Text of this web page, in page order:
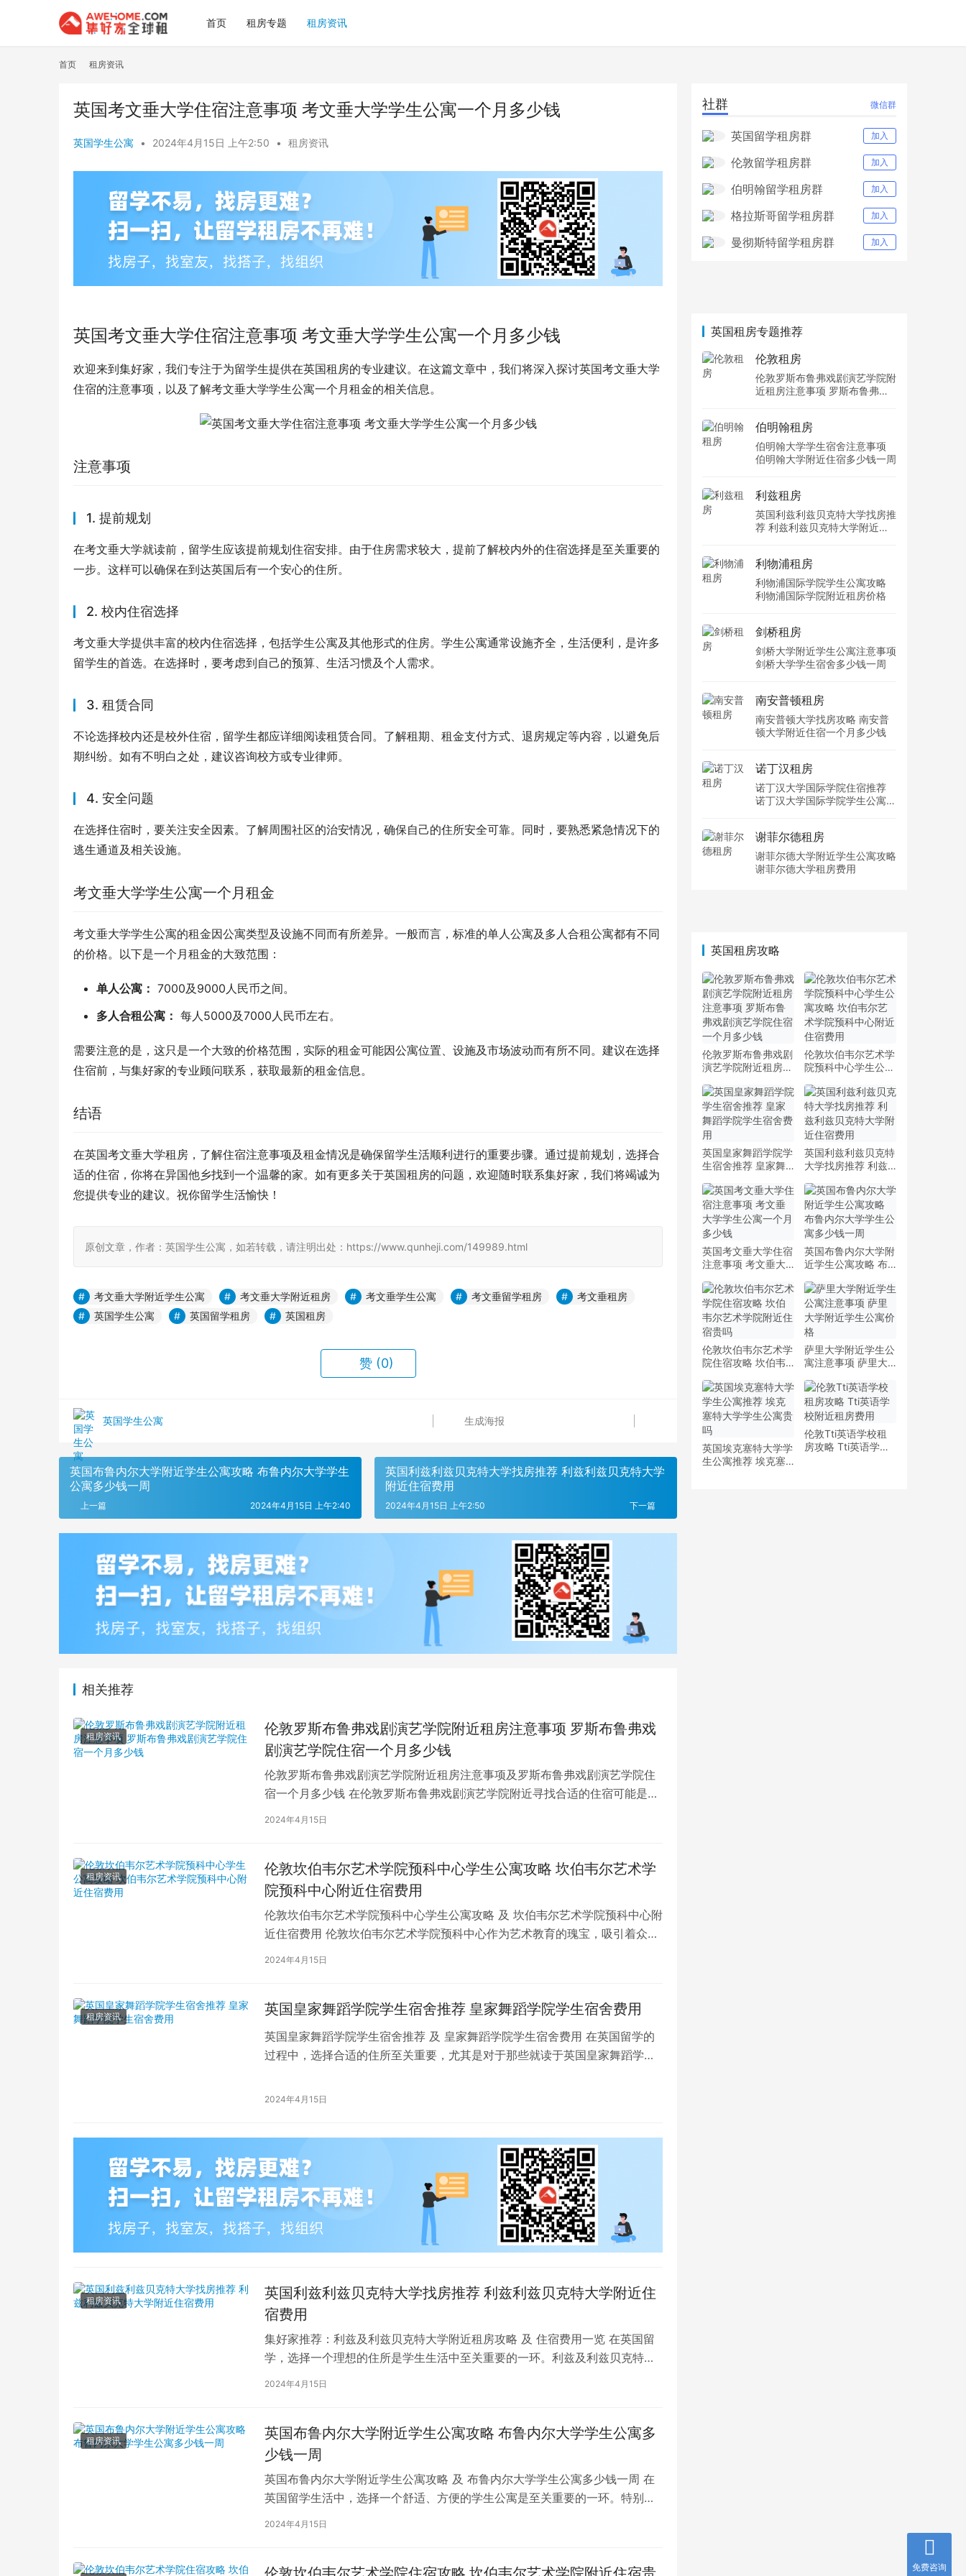
首页 租房专题 租房资讯
首页 租房资讯
英国考文垂大学住宿注意事项 考文垂大学学生公寓一个月多少钱
英国学生公寓 • 2024年4月15日 上午2:50 • 租房资讯
英国考文垂大学住宿注意事项 考文垂大学学生公寓一个月多少钱
欢迎来到集好家，我们专注于为留学生提供在英国租房的专业建议。在这篇文章中，我们将深入探讨英国考文垂大学
住宿的注意事项，以及了解考文垂大学学生公寓一个月租金的相关信息。
注意事项
1. 提前规划
在考文垂大学就读前，留学生应该提前规划住宿安排。由于住房需求较大，提前了解校内外的住宿选择是至关重要的
一步。这样可以确保在到达英国后有一个安心的住所。
2. 校内住宿选择
考文垂大学提供丰富的校内住宿选择，包括学生公寓及其他形式的住房。学生公寓通常设施齐全，生活便利，是许多
留学生的首选。在选择时，要考虑到自己的预算、生活习惯及个人需求。
3. 租赁合同
不论选择校内还是校外住宿，留学生都应详细阅读租赁合同。了解租期、租金支付方式、退房规定等内容，以避免后
期纠纷。如有不明白之处，建议咨询校方或专业律师。
4. 安全问题
在选择住宿时，要关注安全因素。了解周围社区的治安情况，确保自己的住所安全可靠。同时，要熟悉紧急情况下的
逃生通道及相关设施。
考文垂大学学生公寓一个月租金
考文垂大学学生公寓的租金因公寓类型及设施不同而有所差异。一般而言，标准的单人公寓及多人合租公寓都有不同
的价格。以下是一个月租金的大致范围：
单人公寓： 7000及9000人民币之间。
多人合租公寓： 每人5000及7000人民币左右。
需要注意的是，这只是一个大致的价格范围，实际的租金可能因公寓位置、设施及市场波动而有所不同。建议在选择
住宿前，与集好家的专业顾问联系，获取最新的租金信息。
结语
在英国考文垂大学租房，了解住宿注意事项及租金情况是确保留学生活顺利进行的重要步骤。通过提前规划，选择合
适的住宿，你将在异国他乡找到一个温馨的家。如有更多关于英国租房的问题，欢迎随时联系集好家，我们将竭诚为
您提供专业的建议。祝你留学生活愉快！
原创文章，作者：英国学生公寓，如若转载，请注明出处：https://www.qunheji.com/149989.html
考文垂大学附近学生公寓 考文垂大学附近租房 考文垂学生公寓 考文垂留学租房
考文垂租房
英国学生公寓
英国留学租房 英国租房
赞 (0)
英国学生公寓 生成海报
英国布鲁内尔大学附近学生公寓攻略 布鲁内尔大学学生
公寓多少钱一周
上一篇 2024年4月15日 上午2:40
英国利兹利兹贝克特大学找房推荐 利兹利兹贝克特大学
附近住宿费用
下一篇
2024年4月15日 上午2:50
相关推荐
租房资讯
伦敦罗斯布鲁弗戏剧演艺学院附近租房注意事项 罗斯布鲁弗戏
剧演艺学院住宿一个月多少钱
伦敦罗斯布鲁弗戏剧演艺学院附近租房注意事项及罗斯布鲁弗戏剧演艺学院住
宿一个月多少钱 在伦敦罗斯布鲁弗戏剧演艺学院附近寻找合适的住宿可能是留
学生活中的一项关键任务。为了帮助您顺利完成…
2024年4月15日
租房资讯
伦敦坎伯韦尔艺术学院预科中心学生公寓攻略 坎伯韦尔艺术学
院预科中心附近住宿费用
伦敦坎伯韦尔艺术学院预科中心学生公寓攻略 及 坎伯韦尔艺术学院预科中心附
近住宿费用 伦敦坎伯韦尔艺术学院预科中心作为艺术教育的瑰宝，吸引着众多
2024年4月15日
租房资讯 英国皇家舞蹈学院学生宿舍推荐 皇家舞蹈学院学生宿舍费用
英国皇家舞蹈学院学生宿舍推荐 及 皇家舞蹈学院学生宿舍费用 在英国留学的
过程中，选择合适的住所至关重要，尤其是对于那些就读于英国皇家舞蹈学院
2024年4月15日
租房资讯
英国利兹利兹贝克特大学找房推荐 利兹利兹贝克特大学附近住
宿费用
集好家推荐：利兹及利兹贝克特大学附近租房攻略 及 住宿费用一览 在英国留
学，选择一个理想的住所是学生生活中至关重要的一环。利兹及利兹贝克特大
学（以下简称利兹贝大）作为英国一所卓越的…
2024年4月15日
租房资讯
英国布鲁内尔大学附近学生公寓攻略 布鲁内尔大学学生公寓多
少钱一周
英国布鲁内尔大学附近学生公寓攻略 及 布鲁内尔大学学生公寓多少钱一周 在
英国留学生活中，选择一个舒适、方便的学生公寓是至关重要的一环。特别是
对于在布鲁内尔大学学习的同学们，选择一处…
2024年4月15日
社群 微信群
英国留学租房群 加入
伦敦留学租房群 加入
伯明翰留学租房群 加入
格拉斯哥留学租房群 加入
曼彻斯特留学租房群 加入
英国租房专题推荐
伦敦租房
伦敦罗斯布鲁弗戏剧演艺学院附
近租房注意事项 罗斯布鲁弗戏
伯明翰租房
伯明翰大学学生宿舍注意事项
伯明翰大学附近住宿多少钱一周
利兹租房
英国利兹利兹贝克特大学找房推
荐 利兹利兹贝克特大学附近住
利物浦租房
利物浦国际学院学生公寓攻略
利物浦国际学院附近租房价格
剑桥租房
剑桥大学附近学生公寓注意事项
剑桥大学学生宿舍多少钱一周
南安普顿租房
南安普顿大学找房攻略 南安普
顿大学附近住宿一个月多少钱
诺丁汉租房
诺丁汉大学国际学院住宿推荐
诺丁汉大学国际学院学生公寓多
谢菲尔德租房
谢菲尔德大学附近学生公寓攻略
谢菲尔德大学租房费用
英国租房攻略
伦敦罗斯布鲁弗戏剧
演艺学院附近租房注
戏剧演艺学院住宿一
个月多少钱
伦敦坎伯韦尔艺术学
院预科中心学生公寓
学院预科中心附近住
宿费用
英国皇家舞蹈学院学
生宿舍推荐 皇家舞
英国利兹利兹贝克特
大学找房推荐 利兹
住宿费用
英国考文垂大学住宿
注意事项 考文垂大
少钱
英国布鲁内尔大学附
近学生公寓攻略 布
多少钱一周
伦敦坎伯韦尔艺术学
院住宿攻略 坎伯韦
贵吗
萨里大学附近学生公
寓注意事项 萨里大
英国埃克塞特大学学
生公寓推荐 埃克塞
伦敦Tti英语学校租
房攻略 Tti英语学校
免费咨询